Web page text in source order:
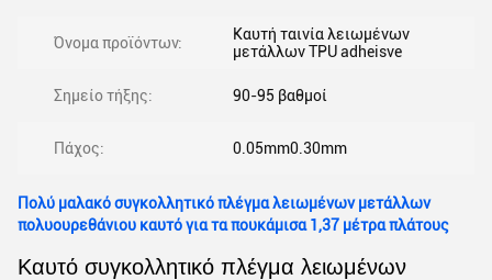
Όνομα προϊόντων:
Καυτή ταινία λειωμένων
μετάλλων TPU adheisve
Σημείο τήξης: 90-95 βαθμοί
Πάχος: 0.05mm0.30mm
Πολύ μαλακό συγκολλητικό πλέγμα λειωμένων μετάλλων
πολυουρεθάνιου καυτό για τα πουκάμισα 1,37 μέτρα πλάτους
Καυτό συγκολλητικό πλέγμα λειωμένων